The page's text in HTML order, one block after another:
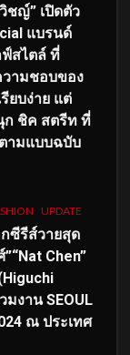
ชญ์” เปิดตัว
แบรนด์
ฟ์สไตล์ ที่
ามชอบของ
ยบง่าย แต่
ก ชิค สตรีท ที่
ามแบบฉบับ
UPDATE
กซีรีส์วายสุด
Chen”
งาน SEOUL
ณ ประเทศ